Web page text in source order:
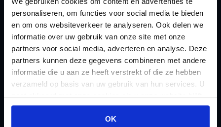
personaliseren, om functies voor social media te bieden
en om ons websiteverkeer te analyseren. Ook delen we
informatie over uw gebruik van onze site met onze
partners voor social media, adverteren en analyse. Deze
partners kunnen deze gegevens combineren met andere
informatie die u aan ze heeft verstrekt of die ze hebben
verzameld op basis van uw gebruik van hun services. U
gaat akkoord met onze cookies als u onze website blijft
gebruiken.
OK
Handige links
Afkoop Stamrecht
Jaarstukken opstellen
L
Lenen van de BV
Lijfrente BV
Liquidatie Pensioen BV